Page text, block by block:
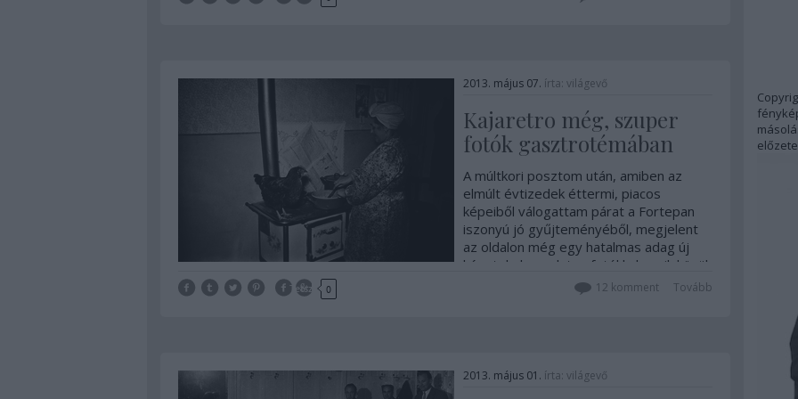
2013. május 07. írta: világevő
Kajaretro még, szuper
fotók gasztrotémában
A múltkori posztom után, amiben az
elmúlt évtizedek éttermi, piacos
képeiből válogattam párat a Fortepan
iszonyú jó gyűjteményéből, megjelent
az oldalon még egy hatalmas adag új
kép, tele hangulatos fotókkal, amik közül
rengeteg az evés, az iskolai menza,
Tetszik 0 Tovább
12 komment
2013. május 01. írta: világevő